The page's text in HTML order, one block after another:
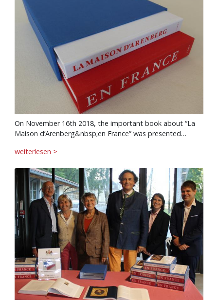
On November 16th 2018, the important book about “La
Maison d’Arenberg&nbsp;en France” was presented…
weiterlesen >